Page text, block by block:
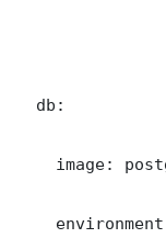
  db:
image: